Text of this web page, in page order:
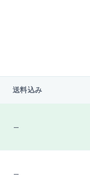
送料込み
—
—